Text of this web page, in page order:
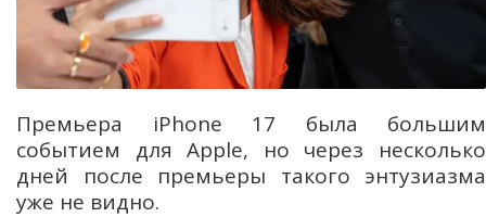
Премьера iPhone 17 была большим
событием для Apple, но через несколько
дней после премьеры такого энтузиазма
уже не видно.